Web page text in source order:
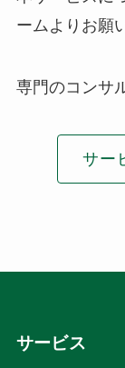
ームよりお願
専門のコンサ
サー
サービス